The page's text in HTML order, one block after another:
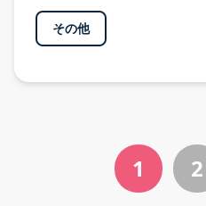
入園案内
プライバシーポリシー
その他
1 2